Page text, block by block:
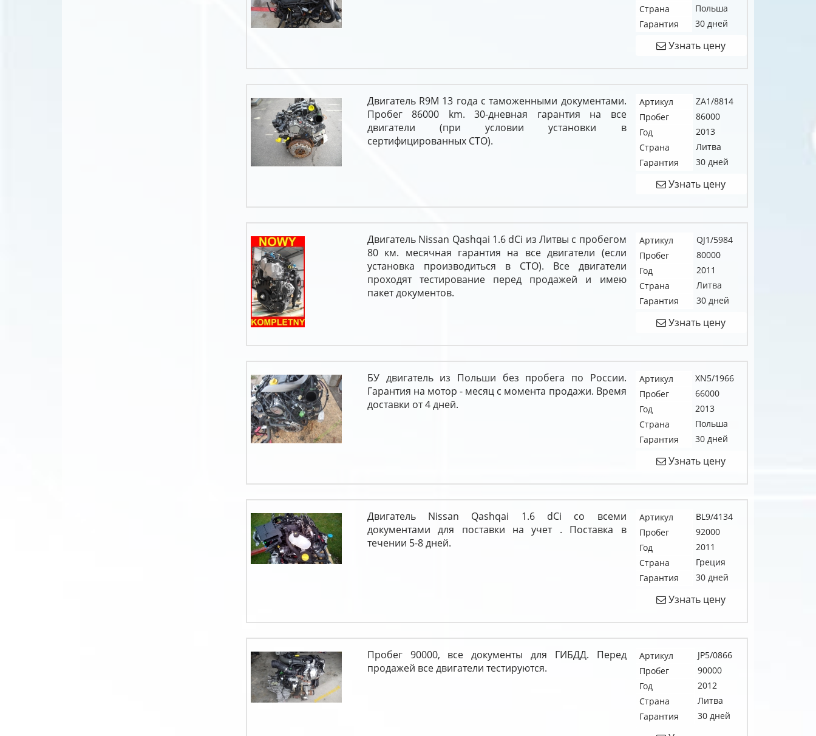
Страна
Польша
Гарантия
30 дней
Узнать цену
Двигатель R9M 13 года с таможенными документами.
Пробег 86000 km. 30-дневная гарантия на все
двигатели (при условии установки в
сертифицированных СТО).
Артикул
ZA1/8814
Пробег
86000
Год
2013
Страна
Литва
Гарантия
30 дней
Узнать цену
Двигатель Nissan Qashqai 1.6 dCi из Литвы с пробегом
80 км. месячная гарантия на все двигатели (если
установка производиться в СТО). Все двигатели
проходят тестирование перед продажей и имею
пакет документов.
Артикул
QJ1/5984
Пробег
80000
Год
2011
Страна
Литва
Гарантия
30 дней
Узнать цену
БУ двигатель из Польши без пробега по России.
Гарантия на мотор - месяц с момента продажи. Время
доставки от 4 дней.
Артикул
XN5/1966
Пробег
66000
Год
2013
Страна
Польша
Гарантия
30 дней
Узнать цену
Двигатель Nissan Qashqai 1.6 dCi со всеми
документами для поставки на учет . Поставка в
течении 5-8 дней.
Артикул
BL9/4134
Пробег
92000
Год
2011
Страна
Греция
Гарантия
30 дней
Узнать цену
Пробег 90000, все документы для ГИБДД. Перед
продажей все двигатели тестируются.
Артикул
JP5/0866
Пробег
90000
Год
2012
Страна
Литва
Гарантия
30 дней